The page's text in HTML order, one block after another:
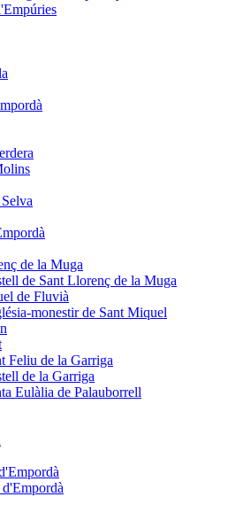
de la Muga
de Sant Llorenç de la Muga
de Fluvià
monestir de Sant Miquel
Feliu de la Garriga
de la Garriga
Eulàlia de Palauborrell